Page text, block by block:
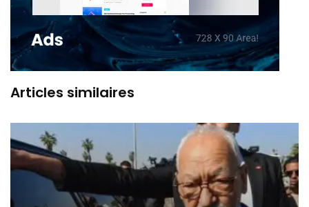
Articles similaires